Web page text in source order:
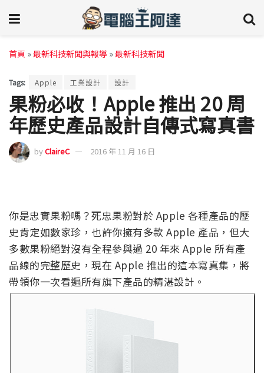
首頁 »最新科技新聞與報導 »最新科技新聞
Tags: Apple 工業設計 設計
果粉必收！Apple 推出 20 周
年歷史產品設計自傳式寫真書
byClaireC 2016 年 11 月 16 日
你是忠實果粉嗎？死忠果粉對於 Apple 各種產品的歷
史肯定如數家珍，也許你擁有多款 Apple 產品，但大
多數果粉絕對沒有全程參與過 20 年來 Apple 所有產
品線的完整歷史，現在 Apple 推出的這本寫真集，將
帶領你一次看遍所有旗下產品的精湛設計。